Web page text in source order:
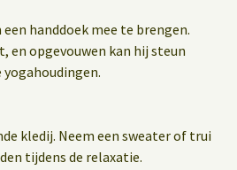
handdoek mee te brengen.
en opgevouwen kan hij steun
kledij. Neem een sweater of trui
tijdens de relaxatie.